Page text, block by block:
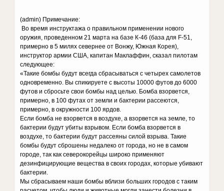
(admin) Примечание:
Во время инструктажа о правильном применении нового
оружия, проведенном 21 марта на базе К-46 (база для F-51,
примерно в 5 милях севернее от Вонжу, Южная Корея),
инструктор армии США, капитан Маклаффин, сказал пилотам
следующее:
«Такие бомбы будут всегда сбрасываться с четырех самолетов
одновременно. Вы спикируете с высоты 10000 футов до 6000
футов и сбросьте свои бомбы над целью. Бомба взорвется,
примерно, в 100 футах от земли и бактерии рассеются,
примерно, в окружности 100 ярдов.
Если бомба не взорвется в воздухе, а взорвется на земле, то
бактерии будут убиты взрывом. Если бомба взорвется в
воздухе, то бактерии будут рассеяны силой взрыва. Такие
бомбы будут сброшены недалеко от города, но не в самом
городе, так как северокорейцы широко применяют
дезинфицирующие вещества в своих городах, которые убивают
бактерии.
Мы сбрасываем наши бомбы вблизи больших городов с таким